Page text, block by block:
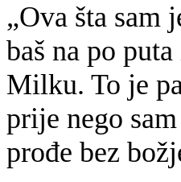
„Ova šta sam
baš na po
Milku. To je
prije nego
prođe bez